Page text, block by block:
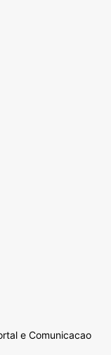
e Comunicacao